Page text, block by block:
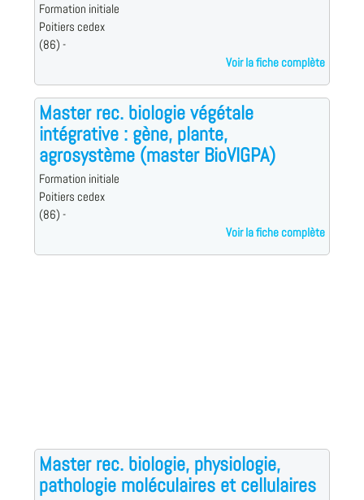
Formation initiale
Poitiers cedex
(86) -
Voir la fiche complète
Master rec. biologie végétale
intégrative : gène, plante,
agrosystème (master BioVIGPA)
Formation initiale
Poitiers cedex
(86) -
Voir la fiche complète
Master rec. biologie, physiologie,
pathologie moléculaires et cellulaires